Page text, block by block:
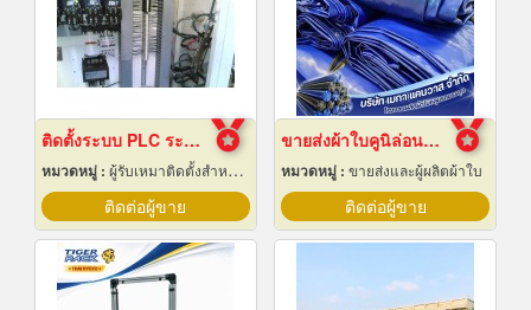
ติดตั้งระบบ PLC ระยอง
หมวดหมู่ : ผู้รับเหมาติดตั้งสำหรับบ้านและโรงงานไฟฟ้า
ติดต่อผู้ขาย
ขายส่งผ้าใบคูนิล่อนยกม้วนราคาส่ง
หมวดหมู่ : ขายส่งและผู้ผลิตผ้าใบ
ติดต่อผู้ขาย